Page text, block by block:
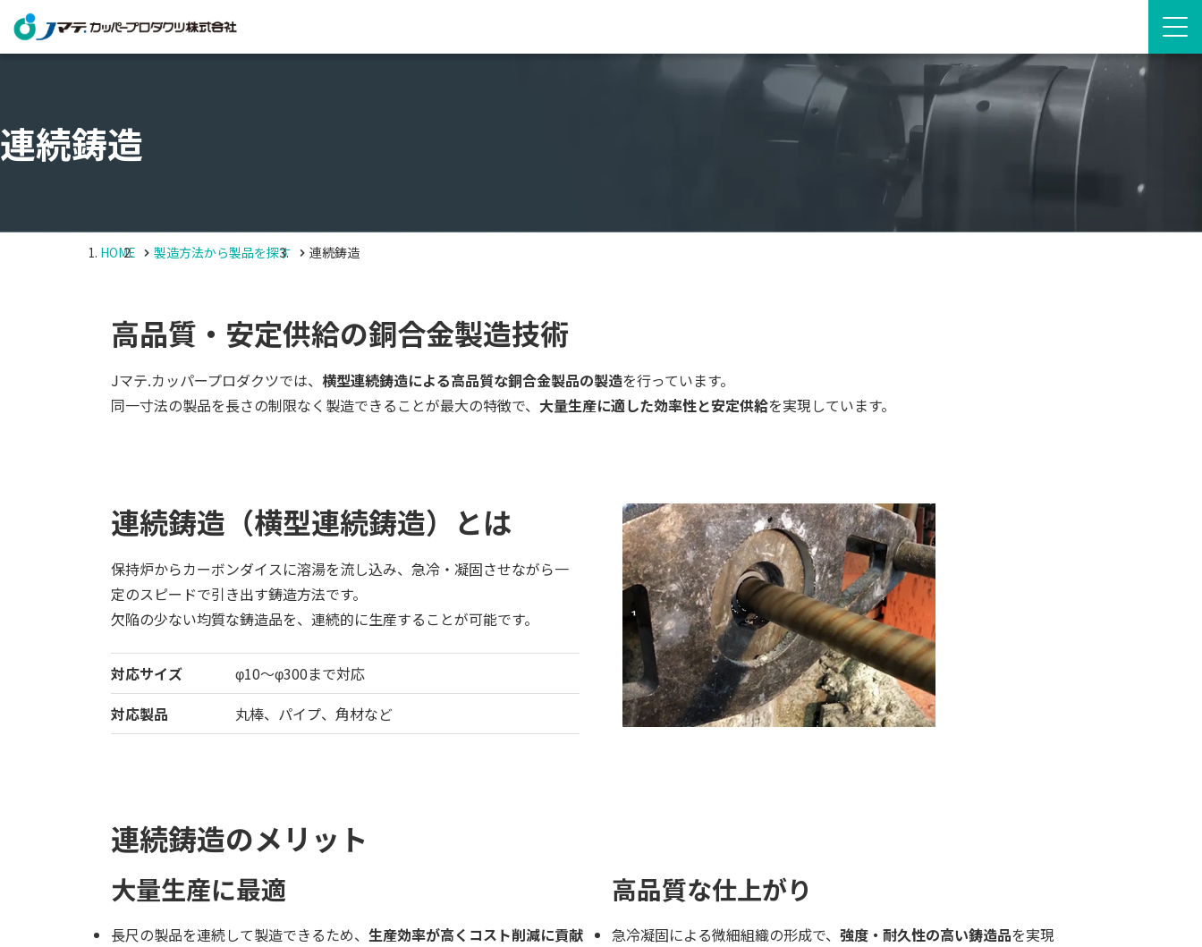
連続鋳造
HOME 製造方法から製品を探す 連続鋳造
高品質・安定供給の銅合金製造技術
Jマテ.カッパープロダクツでは、 横型連続鋳造による高品質な銅合金製品の製造を行っています。
同一寸法の製品を長さの制限なく製造できることが最大の特徴で、 大量生産に適した効率性と安定供給を実現しています。
連続鋳造（横型連続鋳造）とは
保持炉からカーボンダイスに溶湯を流し込み、急冷・凝固させながら一
定のスピードで引き出す鋳造方法です。
欠陥の少ない均質な鋳造品を、連続的に生産することが可能です。
対応サイズ
φ10～φ300まで対応
対応製品
丸棒、パイプ、角材など
連続鋳造のメリット
大量生産に最適
長尺の製品を連続して製造できるため、 生産効率が高くコスト削減に貢献
高品質な仕上がり
急冷凝固による微細組織の形成で、 強度・耐久性の高い鋳造品を実現